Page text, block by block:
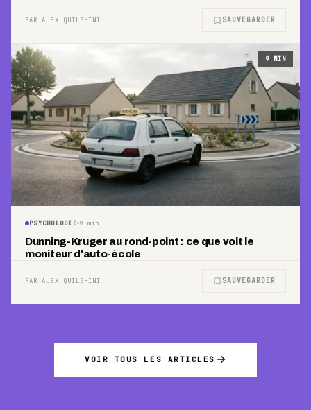
PAR ALEX QUILGHINI SAUVEGARDER
9 MIN
PSYCHOLOGIE 9 min
Dunning-Kruger au rond-point : ce que voit le
moniteur d'auto-école
PAR ALEX QUILGHINI SAUVEGARDER
VOIR TOUS LES ARTICLES